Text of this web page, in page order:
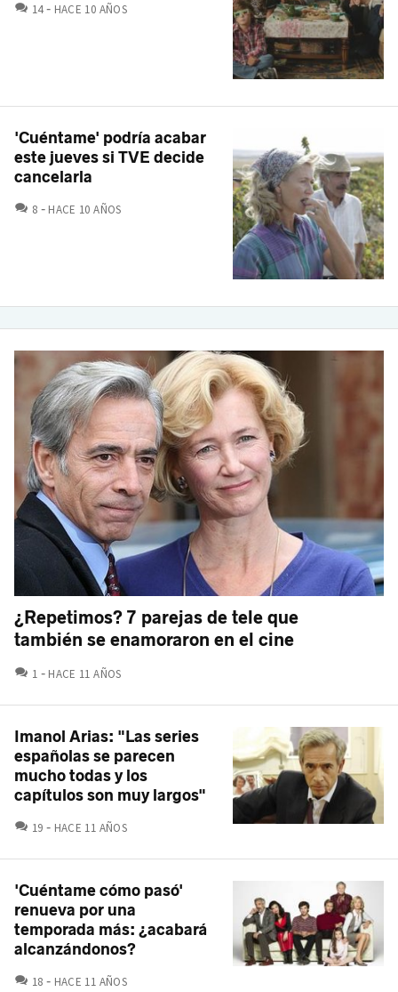
14 COMENTARIOS
HACE 10 AÑOS
'Cuéntame' podría acabar
este jueves si TVE decide
cancelarla
8 COMENTARIOS
HACE 10 AÑOS
¿Repetimos? 7 parejas de tele que
también se enamoraron en el cine
1 COMENTARIOS
HACE 11 AÑOS
Imanol Arias: "Las series
españolas se parecen
mucho todas y los
capítulos son muy largos"
19 COMENTARIOS
HACE 11 AÑOS
'Cuéntame cómo pasó'
renueva por una
temporada más: ¿acabará
alcanzándonos?
18 COMENTARIOS
HACE 11 AÑOS